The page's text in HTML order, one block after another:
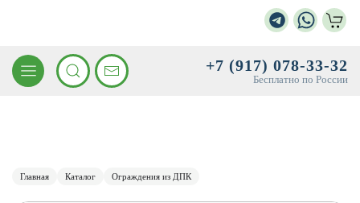
+7 (917) 078-33-32
Бесплатно по России
Главная Каталог Ограждения из ДПК